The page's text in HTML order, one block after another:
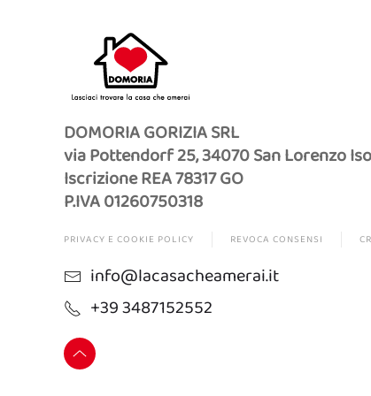
DOMORIA GORIZIA SRL
via Pottendorf 25, 34070 San Lorenzo
Iscrizione REA 78317 GO
P.IVA 01260750318
PRIVACY E COOKIE POLICY REVOCA CONSENSI
info@lacasacheamerai.it
+39 3487152552